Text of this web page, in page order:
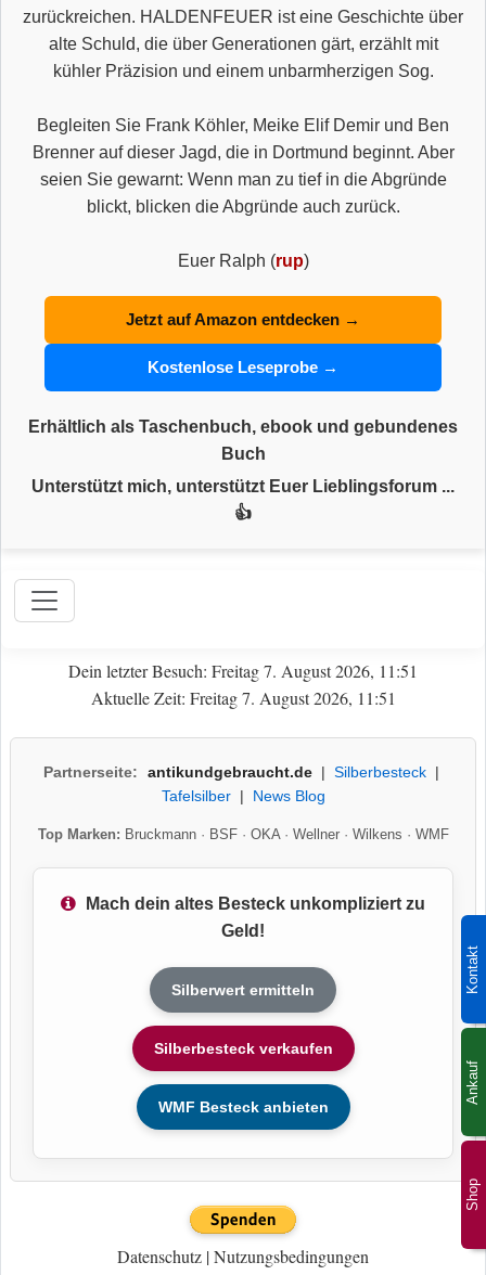
Shop
Kontakt
Ankauf
zurückreichen. HALDENFEUER ist eine Geschichte über
alte Schuld, die über Generationen gärt, erzählt mit
kühler Präzision und einem unbarmherzigen Sog.
Begleiten Sie Frank Köhler, Meike Elif Demir und Ben
Brenner auf dieser Jagd, die in Dortmund beginnt. Aber
seien Sie gewarnt: Wenn man zu tief in die Abgründe
blickt, blicken die Abgründe auch zurück.
Euer Ralph (rup)
Jetzt auf Amazon entdecken →
Kostenlose Leseprobe →
Erhältlich als Taschenbuch, ebook und gebundenes
Buch
Unterstützt mich, unterstützt Euer Lieblingsforum ...
👍
Dein letzter Besuch: Freitag 7. August 2026, 11:51
Aktuelle Zeit: Freitag 7. August 2026, 11:51
Partnerseite: antikundgebraucht.de| Silberbesteck|
Tafelsilber| News Blog
Top Marken: Bruckmann· BSF· OKA· Wellner· Wilkens · WMF
Mach dein altes Besteck unkompliziert zu
Geld!
Silberwert ermitteln
Silberbesteck verkaufen
WMF Besteck anbieten
Datenschutz |Nutzungsbedingungen